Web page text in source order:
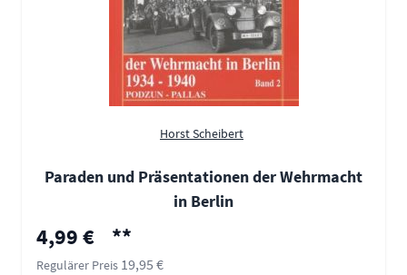
Horst Scheibert
Paraden und Präsentationen der Wehrmacht
in Berlin
Sonderpreis
4,99 € **
Regulärer Preis 19,95 €